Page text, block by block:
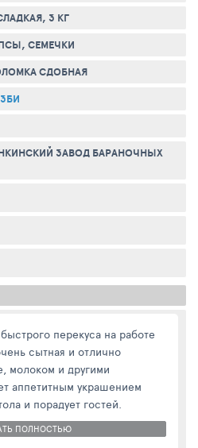
3 КГ
СЕМЕЧКИ
СДОБНАЯ
ЗАВОД БАРАНОЧНЫХ
перекуса на работе
сытная и отлично
молоком и другими
аппетитным украшением
и порадует гостей.
ПОЛНОСТЬЮ